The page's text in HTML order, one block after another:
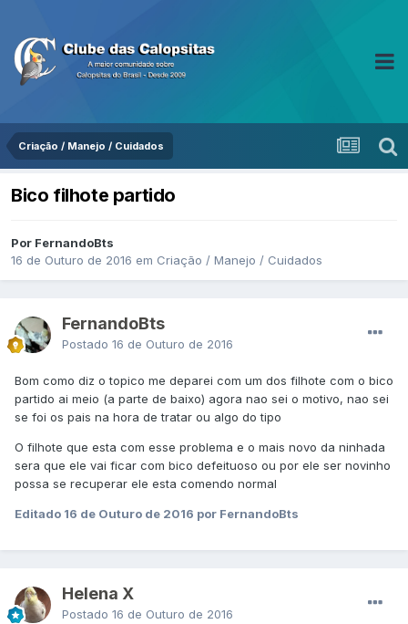
Criação / Manejo / Cuidados
Bico filhote partido
Por FernandoBts
16 de Outuro de 2016 em Criação / Manejo / Cuidados
FernandoBts
Postado 16 de Outuro de 2016
Bom como diz o topico me deparei com um dos filhote com o bico
partido ai meio (a parte de baixo) agora nao sei o motivo, nao sei
se foi os pais na hora de tratar ou algo do tipo
O filhote que esta com esse problema e o mais novo da ninhada
sera que ele vai ficar com bico defeituoso ou por ele ser novinho
possa se recuperar ele esta comendo normal
Editado 16 de Outuro de 2016 por FernandoBts
Helena X
Postado 16 de Outuro de 2016